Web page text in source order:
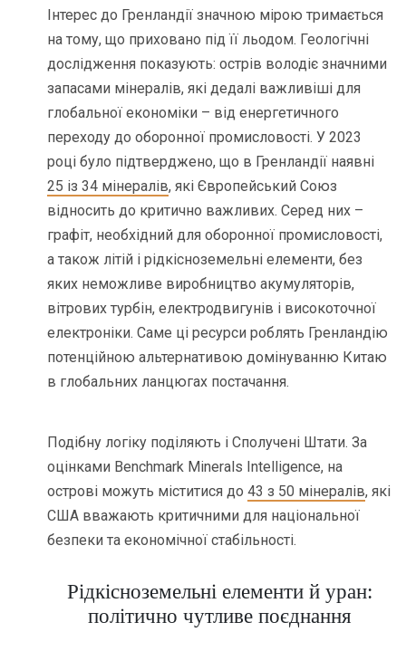
Інтерес до Гренландії значною мірою тримається
на тому, що приховано під її льодом. Геологічні
дослідження показують: острів володіє значними
запасами мінералів, які дедалі важливіші для
глобальної економіки – від енергетичного
переходу до оборонної промисловості. У 2023
році було підтверджено, що в Гренландії наявні
25 із 34 мінералів, які Європейський Союз
відносить до критично важливих. Серед них –
графіт, необхідний для оборонної промисловості,
а також літій і рідкісноземельні елементи, без
яких неможливе виробництво акумуляторів,
вітрових турбін, електродвигунів і високоточної
електроніки. Саме ці ресурси роблять Гренландію
потенційною альтернативою домінуванню Китаю
в глобальних ланцюгах постачання.
Подібну логіку поділяють і Сполучені Штати. За
оцінками Benchmark Minerals Intelligence, на
острові можуть міститися до43 з 50 мінералів, які
США вважають критичними для національної
безпеки та економічної стабільності.
Рідкісноземельні елементи й уран:
політично чутливе поєднання